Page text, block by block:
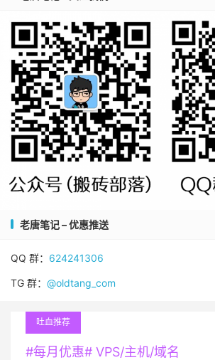
老唐笔记 – 优惠推送
QQ 群： 624241306
TG 群： @oldtang_com
吐血推荐
#每月优惠# VPS/主机/域名